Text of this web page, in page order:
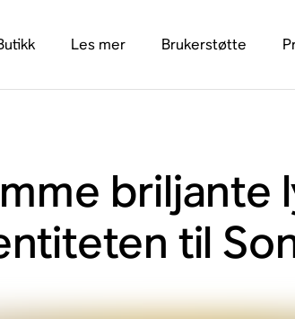
Les mer Brukerstøtte
briljante
til